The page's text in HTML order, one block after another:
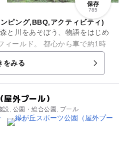
保存
785
ピング,BBQ,アクティビティ)
と川をあそぼう、物語をはじめ
心から車で約1時
トのアウトドア施設です。 ▼
をみる
外プール）
設, 公園・総合公園, プール